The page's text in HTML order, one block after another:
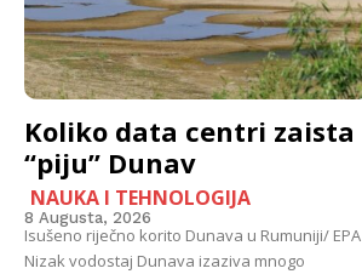
Koliko data centri zaista
“piju” Dunav
NAUKA I TEHNOLOGIJA
8 Augusta, 2026
Isušeno riječno korito Dunava u Rumuniji/ EPA
Nizak vodostaj Dunava izaziva mnogo